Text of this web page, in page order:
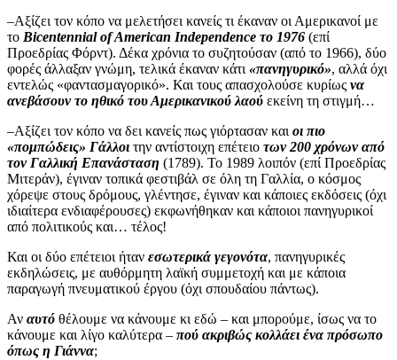
–Αξίζει τον κόπο να μελετήσει κανείς τι έκαναν οι Αμερικανοί με
το Bicentennial of American Independence το 1976 (επί
Προεδρίας Φόρντ). Δέκα χρόνια το συζητούσαν (από το 1966), δύο
φορές άλλαξαν γνώμη, τελικά έκαναν κάτι «πανηγυρικό», αλλά όχι
εντελώς «φαντασμαγορικό». Και τους απασχολούσε κυρίως να
ανεβάσουν το ηθικό του Αμερικανικού λαού εκείνη τη στιγμή…
–Αξίζει τον κόπο να δει κανείς πως γιόρτασαν και οι πιο
«πομπώδεις» Γάλλοι την αντίστοιχη επέτειο των 200 χρόνων από
τον Γαλλική Επανάσταση (1789). Το 1989 λοιπόν (επί Προεδρίας
Μιτεράν), έγιναν τοπικά φεστιβάλ σε όλη τη Γαλλία, ο κόσμος
χόρεψε στους δρόμους, γλέντησε, έγιναν και κάποιες εκδόσεις (όχι
ιδιαίτερα ενδιαφέρουσες) εκφωνήθηκαν και κάποιοι πανηγυρικοί
από πολιτικούς και… τέλος!
Και οι δύο επέτειοι ήταν εσωτερικά γεγονότα, πανηγυρικές
εκδηλώσεις, με αυθόρμητη λαϊκή συμμετοχή και με κάποια
παραγωγή πνευματικού έργου (όχι σπουδαίου πάντως).
Αν αυτό θέλουμε να κάνουμε κι εδώ – και μπορούμε, ίσως να το
κάνουμε και λίγο καλύτερα – πού ακριβώς κολλάει ένα πρόσωπο
όπως η Γιάννα;